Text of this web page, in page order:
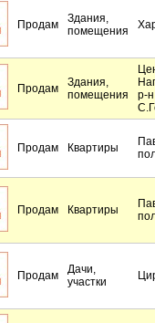
Продам
Здания,
помещения
Продам
Здания,
помещения
р-
Продам Квартиры
Продам Квартиры
Продам
Дачи,
участки